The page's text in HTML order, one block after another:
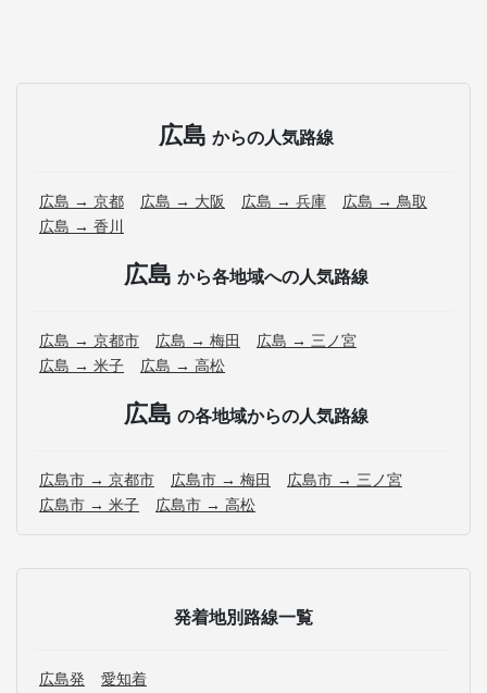
広島 からの人気路線
広島 → 京都 広島 → 大阪 広島 → 兵庫
広島 → 鳥取
広島 → 香川
広島 から各地域への人気路線
広島 → 京都市 広島 → 梅田
広島 → 三ノ宮
広島 → 米子
広島 → 高松
広島 の各地域からの人気路線
広島市 → 京都市 広島市 → 梅田
広島市 → 三ノ宮
広島市 → 米子
広島市 → 高松
発着地別路線一覧
広島発 愛知着